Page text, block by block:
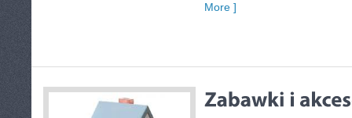
More ]